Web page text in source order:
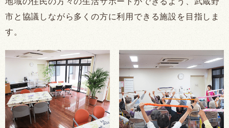
市と協議しながら多くの方に利用できる施設を目指しま
す。